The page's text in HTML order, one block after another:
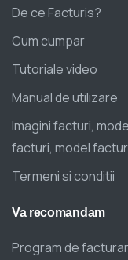
De ce Facturis?
Cum cumpar
Tutoriale video
Manual de utilizare
Imagini facturi,
facturi, model
Termeni si conditii
Va recomandam
Program de